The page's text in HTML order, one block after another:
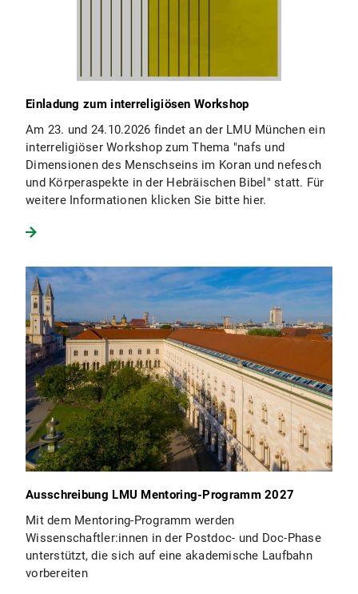
Einladung zum interreligiösen Workshop
Am 23. und 24.10.2026 findet an der LMU München ein
interreligiöser Workshop zum Thema "nafs und
Dimensionen des Menschseins im Koran und nefesch
und Körperaspekte in der Hebräischen Bibel" statt. Für
weitere Informationen klicken Sie bitte hier.
Ausschreibung LMU Mentoring-Programm 2027
Mit dem Mentoring-Programm werden
Wissenschaftler:innen in der Postdoc- und Doc-Phase
unterstützt, die sich auf eine akademische Laufbahn
vorbereiten